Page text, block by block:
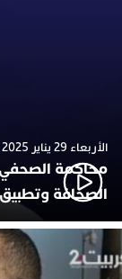
الأربعاء 29 يناير 2025 - 8:37
محاكمة
الصحافة وتطبيق